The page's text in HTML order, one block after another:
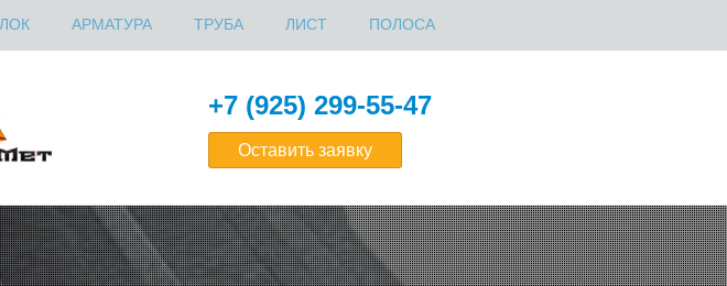
АРМАТУРА ТРУБА ЛИСТ ПОЛОСА
+7 (925) 299-55-47
Оставить заявку